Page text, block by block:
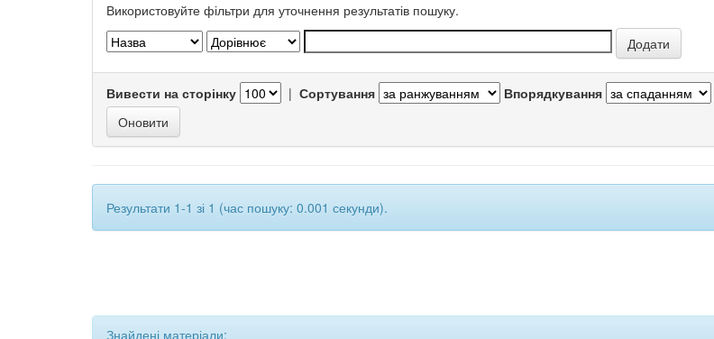
Використовуйте фільтри для уточнення результатів пошуку.
Вивести на сторінку | Сортування Впорядкування
Результати 1-1 зі 1 (час пошуку: 0.001 секунди).
Знайдені матеріали: